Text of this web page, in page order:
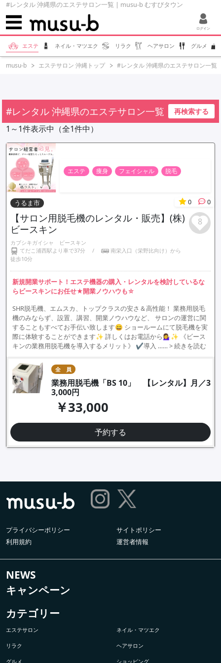
#レンタル 沖縄県のエステサロン一覧 | musu-b むすびタウン
ログイン
エステ ネイル・マツエク リラク ヘアサロン グルメ
musu-b エステサロン 沖縄トップ #レンタル 沖縄県のエステサロン一覧
#レンタル 沖縄県のエステサロン一覧 再検索する
1～1件表示中（全1件中）
エステ 痩身 フェイシャル 脱毛
うるま市 0 0
【サロン用脱毛機のレンタル・販売】(株)
ビースキン
カブシキガイシャ ビースキン
てだこ浦西駅より車で37分
/
南栄入口（栄野比向け）から
徒歩10分
8
新規開業サポート！エステ機器の購入・レンタルを検討しているな
らビースキンにお任せ★開業ノウハウも☆
SHR脱毛機、エムスカ、トップクラスの安さ＆高性能！ 業務用脱毛
機のみならず、設置、講習、開業ノウハウなど、 サロンの運営に関
することもすべてお手伝い致します😄 ショールームにて脱毛機を実
際に体験することができます✨ 詳しくはお電話から💁‍♀️✨ 《ビース
キンの業務用脱毛機を導入するメリット》 ✔導入 …… > 続きを読む
全 員
業務用脱毛機「BS 10」 【レンタル】月／3
3,000円
￥33,000
予約する
プライバシーポリシー
サイトポリシー
利用規約
運営者情報
NEWS
キャンペーン
カテゴリー
エステサロン ネイル・マツエク
リラク ヘアサロン
グルメ ショッピング